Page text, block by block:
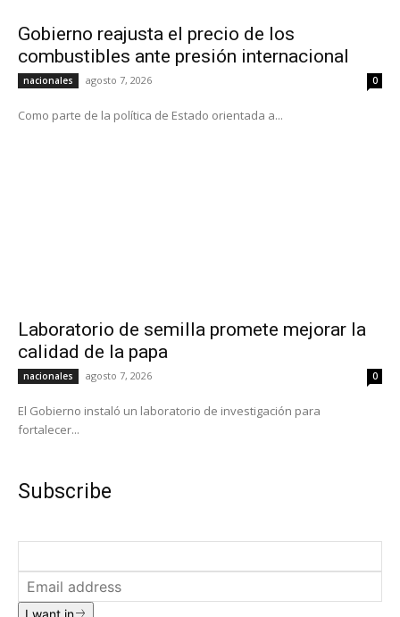
Gobierno reajusta el precio de los
combustibles ante presión internacional
nacionales agosto 7, 2026 0
Como parte de la política de Estado orientada a...
Laboratorio de semilla promete mejorar la
calidad de la papa
nacionales agosto 7, 2026 0
El Gobierno instaló un laboratorio de investigación para
fortalecer...
Subscribe
I want in